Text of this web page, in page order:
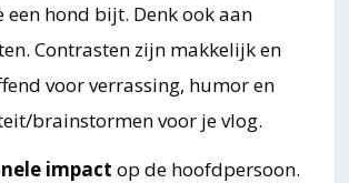
een hond bijt. Denk ook aan
Contrasten zijn makkelijk en
voor verrassing, humor en
brainstormen voor je vlog.
impact op de hoofdpersoon.